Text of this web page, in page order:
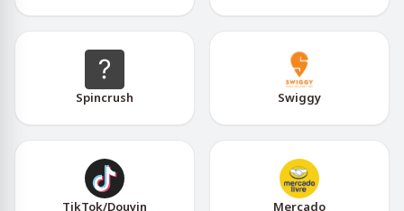
Spincrush Swiggy
TikTok/Douyin Mercado